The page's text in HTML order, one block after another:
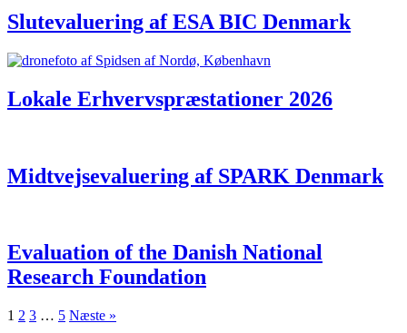
Slutevaluering af ESA BIC Denmark
Lokale Erhvervspræstationer 2026
Midtvejsevaluering af SPARK Denmark
Evaluation of the Danish National
Research Foundation
1 2 3 … 5 Næste »